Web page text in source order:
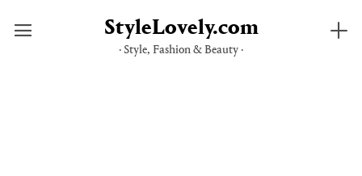
StyleLovely.com
· Style, Fashion & Beauty ·